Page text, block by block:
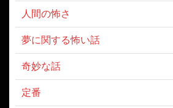
人間の怖さ
夢に関する怖い話
奇妙な話
定番